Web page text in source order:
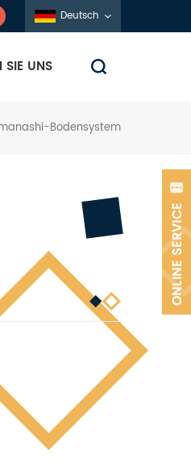
Deutsch
SIE UNS
Bodensystem